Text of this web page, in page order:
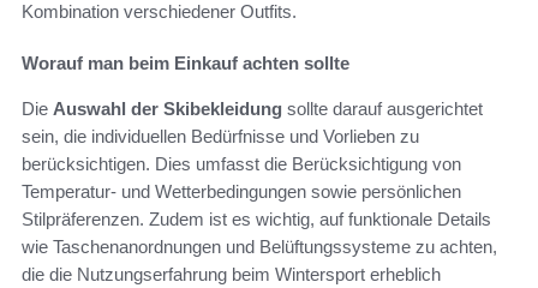
Kombination verschiedener Outfits.
Worauf man beim Einkauf achten sollte
Die Auswahl der Skibekleidung sollte darauf ausgerichtet
sein, die individuellen Bedürfnisse und Vorlieben zu
berücksichtigen. Dies umfasst die Berücksichtigung von
Temperatur- und Wetterbedingungen sowie persönlichen
Stilpräferenzen. Zudem ist es wichtig, auf funktionale Details
wie Taschenanordnungen und Belüftungssysteme zu achten,
die die Nutzungserfahrung beim Wintersport erheblich